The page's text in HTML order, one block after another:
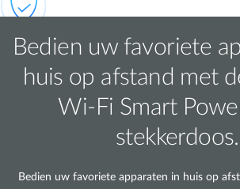
Bedien uw favoriete
huis op afstand met
Wi-Fi Smart
stekkerdoos.
Bedien uw favoriete apparaten in huis op